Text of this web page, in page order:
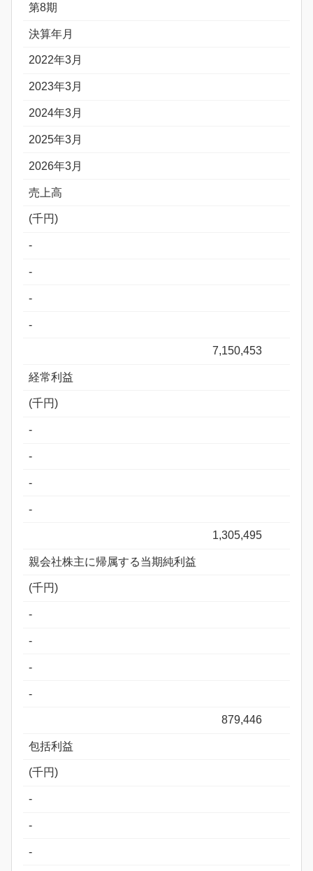
第8期
決算年月
2022年3月
2023年3月
2024年3月
2025年3月
2026年3月
売上高
(千円)
-
-
-
-
7,150,453
経常利益
(千円)
-
-
-
-
1,305,495
親会社株主に帰属する当期純利益
(千円)
-
-
-
-
879,446
包括利益
(千円)
-
-
-